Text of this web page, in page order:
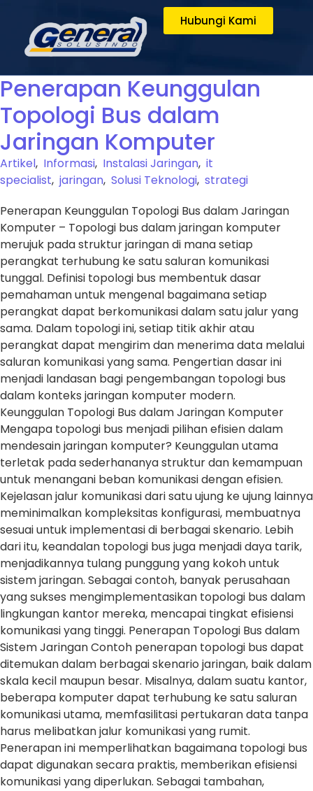
Hubungi Kami
Penerapan Keunggulan
Topologi Bus dalam
Jaringan Komputer
Artikel, Informasi, Instalasi Jaringan, it
specialist, jaringan, Solusi Teknologi, strategi
Penerapan Keunggulan Topologi Bus dalam Jaringan
Komputer – Topologi bus dalam jaringan komputer
merujuk pada struktur jaringan di mana setiap
perangkat terhubung ke satu saluran komunikasi
tunggal. Definisi topologi bus membentuk dasar
pemahaman untuk mengenal bagaimana setiap
perangkat dapat berkomunikasi dalam satu jalur yang
sama. Dalam topologi ini, setiap titik akhir atau
perangkat dapat mengirim dan menerima data melalui
saluran komunikasi yang sama. Pengertian dasar ini
menjadi landasan bagi pengembangan topologi bus
dalam konteks jaringan komputer modern.
Keunggulan Topologi Bus dalam Jaringan Komputer
Mengapa topologi bus menjadi pilihan efisien dalam
mendesain jaringan komputer? Keunggulan utama
terletak pada sederhananya struktur dan kemampuan
untuk menangani beban komunikasi dengan efisien.
Kejelasan jalur komunikasi dari satu ujung ke ujung lainnya
meminimalkan kompleksitas konfigurasi, membuatnya
sesuai untuk implementasi di berbagai skenario. Lebih
dari itu, keandalan topologi bus juga menjadi daya tarik,
menjadikannya tulang punggung yang kokoh untuk
sistem jaringan. Sebagai contoh, banyak perusahaan
yang sukses mengimplementasikan topologi bus dalam
lingkungan kantor mereka, mencapai tingkat efisiensi
komunikasi yang tinggi. Penerapan Topologi Bus dalam
Sistem Jaringan Contoh penerapan topologi bus dapat
ditemukan dalam berbagai skenario jaringan, baik dalam
skala kecil maupun besar. Misalnya, dalam suatu kantor,
beberapa komputer dapat terhubung ke satu saluran
komunikasi utama, memfasilitasi pertukaran data tanpa
harus melibatkan jalur komunikasi yang rumit.
Penerapan ini memperlihatkan bagaimana topologi bus
dapat digunakan secara praktis, memberikan efisiensi
komunikasi yang diperlukan. Sebagai tambahan,